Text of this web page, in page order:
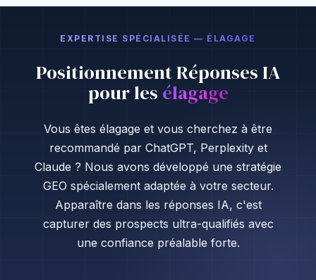
EXPERTISE SPÉCIALISÉE — ÉLAGAGE
Positionnement Réponses IA
pour les élagage
Vous êtes élagage et vous cherchez à être
recommandé par ChatGPT, Perplexity et
Claude ? Nous avons développé une stratégie
GEO spécialement adaptée à votre secteur.
Apparaître dans les réponses IA, c'est
capturer des prospects ultra-qualifiés avec
une confiance préalable forte.